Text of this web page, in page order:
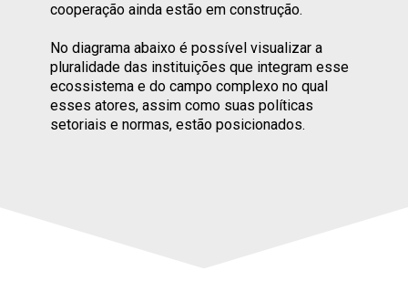
cooperação ainda estão em construção.
No diagrama abaixo é possível visualizar a
pluralidade das instituições que integram esse
ecossistema e do campo complexo no qual
esses atores, assim como suas políticas
setoriais e normas, estão posicionados.